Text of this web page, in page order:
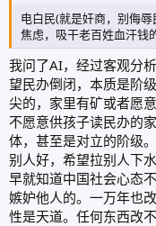
电白民(就是奸商，别侮
焦虑，吸干老百姓血汗钱
我问了AI，经过客观分
望民办倒闭，本质是阶
尖的，家里有矿或者愿
不愿意供孩子读民办的
体，甚至是对立的阶级
别人好，希望拉别人下
早就知道中国社会心态
嫉妒他人的。一万年也
性是天道。任何东西改不